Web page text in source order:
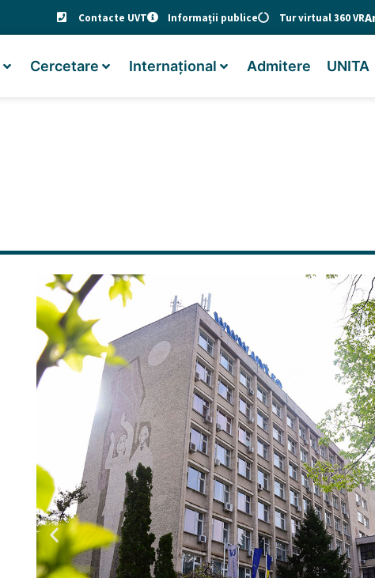
Contacte UVT Informații publice Tur virtual 360 VR
Cercetare Internațional Admitere UNITA